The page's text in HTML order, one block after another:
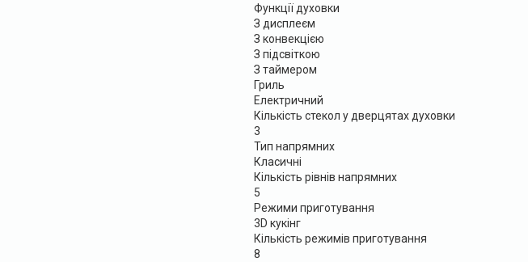
Функції духовки
З дисплеєм
З конвекцією
З підсвіткою
З таймером
Гриль
Електричний
Кількість стекол у дверцятах духовки
3
Тип напрямних
Класичні
Кількість рівнів напрямних
5
Режими приготування
3D кукінг
Кількість режимів приготування
8